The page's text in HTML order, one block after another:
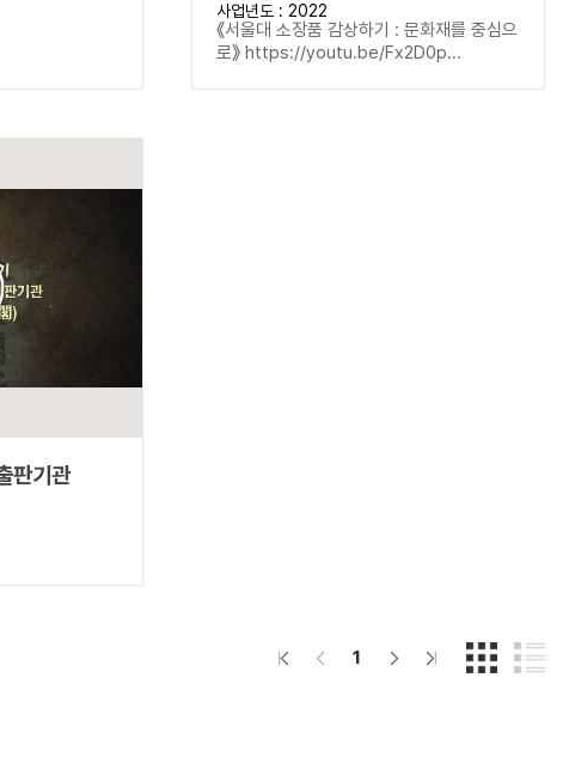
사업년도 : 2022
《서울대 소장품 감상하기 : 문화재를 중심으
로》 https://youtu.be/Fx2D0p...
판기관
1